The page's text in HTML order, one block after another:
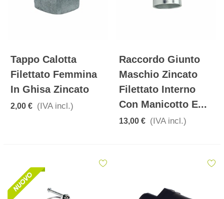
Tappo Calotta
Filettato Femmina
In Ghisa Zincato
2,00 € (IVA incl.)
Raccordo Giunto
Maschio Zincato
Filettato Interno
Con Manicotto E...
13,00 € (IVA incl.)